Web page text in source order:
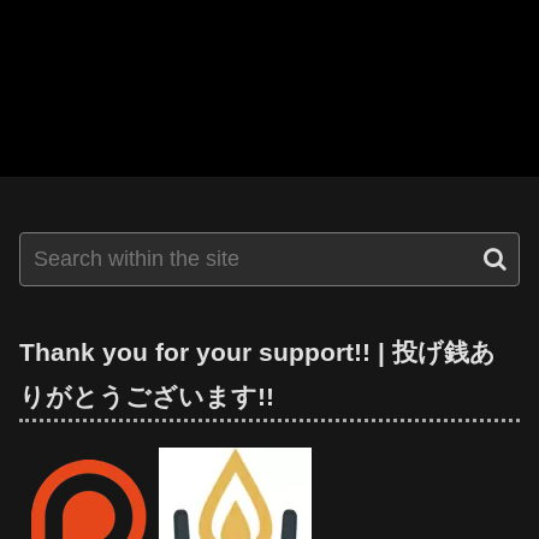
Thank you for your support!! | 投げ銭あ
りがとうございます!!